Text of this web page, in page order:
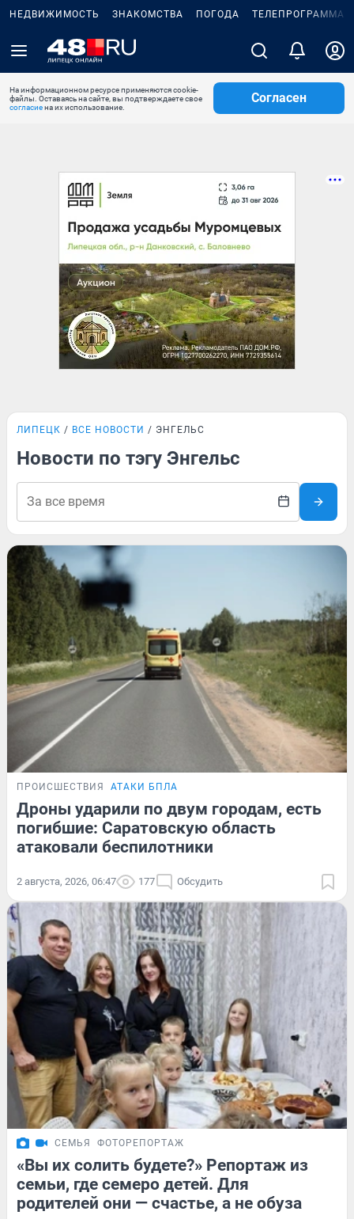
НЕДВИЖИМОСТЬ ЗНАКОМСТВА ПОГОДА ТЕЛЕПРОГРАММА
На информационном ресурсе применяются cookie-
файлы. Оставаясь на сайте, вы подтверждаете свое
согласиена их использование.
Согласен
ЛИПЕЦК ВСЕ НОВОСТИ ЭНГЕЛЬС
Новости по тэгу Энгельс
ПРОИСШЕСТВИЯ АТАКИ БПЛА
Дроны ударили по двум городам, есть
погибшие: Саратовскую область
атаковали беспилотники
2 августа, 2026, 06:47 177 Обсудить
СЕМЬЯ ФОТОРЕПОРТАЖ
«Вы их солить будете?» Репортаж из
семьи, где семеро детей. Для
родителей они — счастье, а не обуза